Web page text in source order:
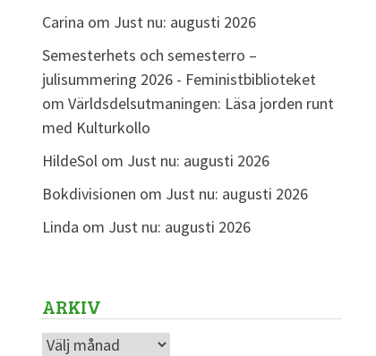
Carina om Just nu: augusti 2026
Semesterhets och semesterro –
julisummering 2026 - Feministbiblioteket
om Världsdelsutmaningen: Läsa jorden runt
med Kulturkollo
HildeSolom Just nu: augusti 2026
Bokdivisionen om Just nu: augusti 2026
Linda om Just nu: augusti 2026
ARKIV
Arkiv